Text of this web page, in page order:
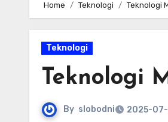
Home Teknologi Teknologi
Teknologi
Teknologi
By slobodni 2025-